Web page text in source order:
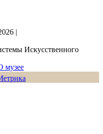
|
Искусственного
музее